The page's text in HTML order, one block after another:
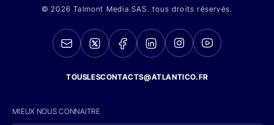
© 2026 Talmont Media SAS. tous droits réservés.
TOUSLESCONTACTS@ATLANTICO.FR
MIEUX NOUS CONNAITRE